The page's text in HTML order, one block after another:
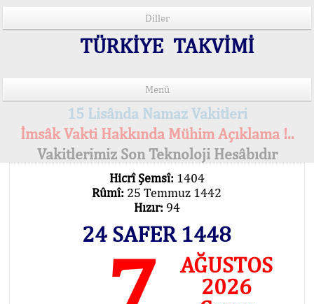
Diller
TÜRKİYE TAKVİMİ
Menü
15 Lisânda Namaz Vakitleri
İmsâk Vakti Hakkında Mühim Açıklama !..
Vakitlerimiz Son Teknoloji Hesâbıdır
Hicrî Şemsî: 1404
Rûmî: 25 Temmuz 1442
Hızır: 94
24 SAFER 1448
AĞUSTOS
2026